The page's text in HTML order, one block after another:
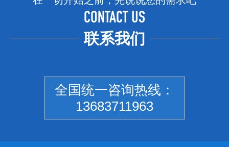
CONTACT US
联系我们
全国统一咨询热线：
13683711963